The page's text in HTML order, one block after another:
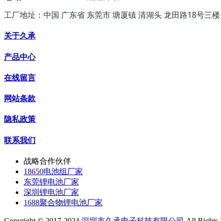
工厂地址：中国 广东省 东莞市 塘厦镇 清湖头 龙田路18号三楼
关于久承
产品中心
在线留言
网站条款
隐私政策
联系我们
战略合作伙伴
18650电池组厂家
东莞锂电池厂家
深圳锂电池厂家
1688聚合物锂电池厂家